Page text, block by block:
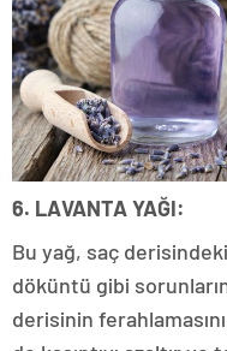
6. LAVANTA YAĞI:
Bu yağ, saç derisindeki
döküntü gibi
derisinin